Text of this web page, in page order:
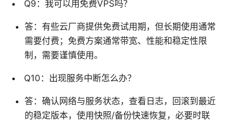
Q9：我可以用免费VPS吗？
答：有些云厂商提供免费试用期，但长期使用通常
需要付费；免费方案通常带宽、性能和稳定性限
制，需要谨慎使用。
Q10：出现服务中断怎么办？
答：确认网络与服务状态，查看日志，回滚到最近
的稳定版本，使用快照/备份快速恢复，必要时联